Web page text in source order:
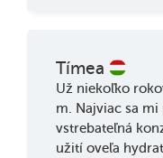
Tímea
Už niekoľko
m. Najviac sa mi
vstrebateľná
užití oveľa